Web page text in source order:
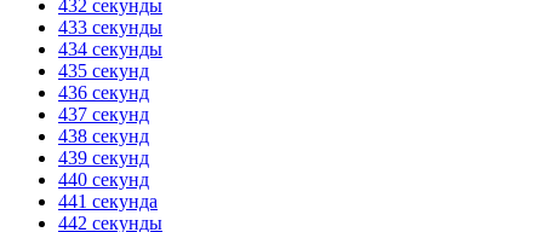
432 секунды
433 секунды
434 секунды
435 секунд
436 секунд
437 секунд
438 секунд
439 секунд
440 секунд
441 секунда
442 секунды